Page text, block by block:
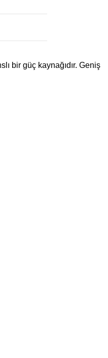
bir güç kaynağıdır. Geniş